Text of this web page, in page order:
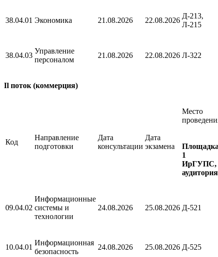
38.04.01 Экономика 21.08.2026 22.08.2026
Д-213,
Л-215
38.04.03
Управление
персоналом
21.08.2026 22.08.2026 Л-322
Il поток (коммерция)
Код
Направление
подготовки
Дата
консультации
Дата
экзамена
Место
1
ИрГУПС,
аудитория
09.04.02
Информационные
системы и
технологии
24.08.2026 25.08.2026 Д-521
10.04.01
Информационная
безопасность
24.08.2026 25.08.2026 Д-525